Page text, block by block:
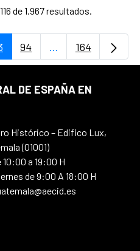
de 1.967 resultados.
Use TAB para
Página
94 ...PáginasPágina
164
DE ESPAÑA EN
Histórico – Edifico Lux,
(01001)
a 19:00 H
de 9:00 A 18:00 H